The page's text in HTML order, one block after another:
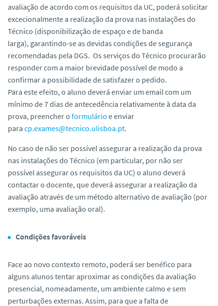
avaliação de acordo com os requisitos da UC, poderá solicitar
excecionalmente a realização da prova nas instalações do
Técnico (disponibilização de espaço e de banda
larga), garantindo-se as devidas condições de segurança
recomendadas pela DGS. Os serviços do Técnico procurarão
responder com a maior brevidade possível de modo a
confirmar a possibilidade de satisfazer o pedido.
Para este efeito, o aluno deverá enviar um email com um
mínimo de 7 dias de antecedência relativamente à data da
prova, preencher o formulário e enviar
para cp.exames@tecnico.ulisboa.pt.
No caso de não ser possível assegurar a realização da prova
nas instalações do Técnico (em particular, por não ser
possível assegurar os requisitos da UC) o aluno deverá
contactar o docente, que deverá assegurar a realização da
avaliação através de um método alternativo de avaliação (por
exemplo, uma avaliação oral).
Condições favoráveis
Face ao novo contexto remoto, poderá ser benéfico para
alguns alunos tentar aproximar as condições da avaliação
presencial, nomeadamente, um ambiente calmo e sem
perturbações externas. Assim, para que a falta de